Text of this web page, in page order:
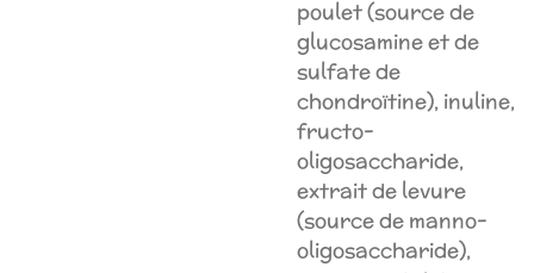
poulet (source de
glucosamine et de
sulfate de
chondroïtine), inuline,
fructo-
oligosaccharide,
extrait de levure
(source de manno-
oligosaccharide),